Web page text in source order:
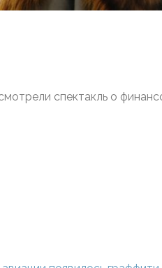
спектакль о